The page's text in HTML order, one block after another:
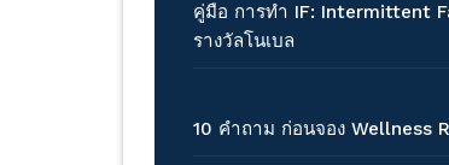
คู่มือ การทำ IF: Intermittent
รางวัลโนเบล
10 คำถาม ก่อนจอง Wellness